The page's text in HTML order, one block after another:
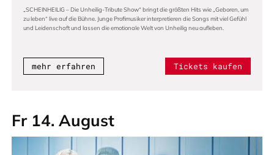
„SCHEINHEILIG – Die Unheilig-Tribute Show“ bringt die größten Hits wie „Geboren, um
zu leben“ live auf die Bühne. Junge Profimusiker interpretieren die Songs mit viel Gefühl
und Leidenschaft und lassen die emotionale Welt von Unheilig neu aufleben.
mehr erfahren Tickets kaufen
Fr 14. August